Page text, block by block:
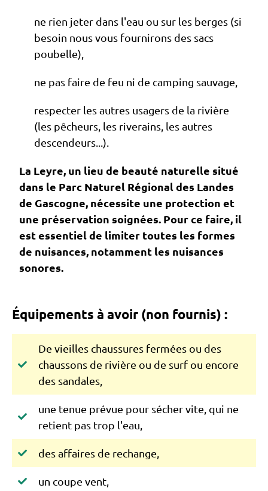
ne rien jeter dans l'eau ou sur les berges (si
besoin nous vous fournirons des sacs
poubelle),
ne pas faire de feu ni de camping sauvage,
respecter les autres usagers de la rivière
(les pêcheurs, les riverains, les autres
descendeurs...).
La Leyre, un lieu de beauté naturelle situé
dans le Parc Naturel Régional des Landes
de Gascogne, nécessite une protection et
une préservation soignées. Pour ce faire, il
est essentiel de limiter toutes les formes
de nuisances, notamment les nuisances
sonores.
Équipements à avoir (non fournis) :
De vieilles chaussures fermées ou des
chaussons de rivière ou de surf ou encore
des sandales,
une tenue prévue pour sécher vite, qui ne
retient pas trop l'eau,
des affaires de rechange,
un coupe vent,